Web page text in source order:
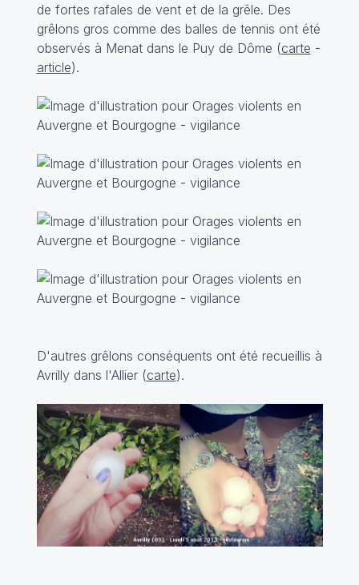
de fortes rafales de vent et de la grêle. Des
grêlons gros comme des balles de tennis ont été
observés à Menat dans le Puy de Dôme (carte -
article).
D'autres grêlons conséquents ont été recueillis à
Avrilly dans l'Allier (carte).